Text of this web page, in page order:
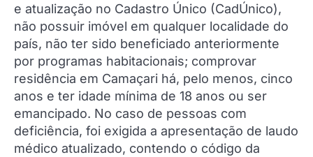
e atualização no Cadastro Único (CadÚnico),
não possuir imóvel em qualquer localidade do
país, não ter sido beneficiado anteriormente
por programas habitacionais; comprovar
residência em Camaçari há, pelo menos, cinco
anos e ter idade mínima de 18 anos ou ser
emancipado. No caso de pessoas com
deficiência, foi exigida a apresentação de laudo
médico atualizado, contendo o código da